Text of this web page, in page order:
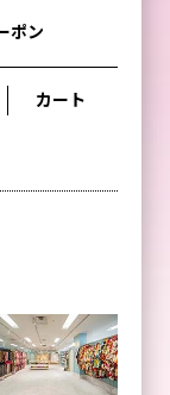
ポン
カート